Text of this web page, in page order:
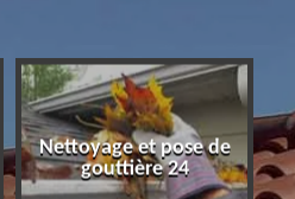
Nettoyage et pose de
gouttière 24